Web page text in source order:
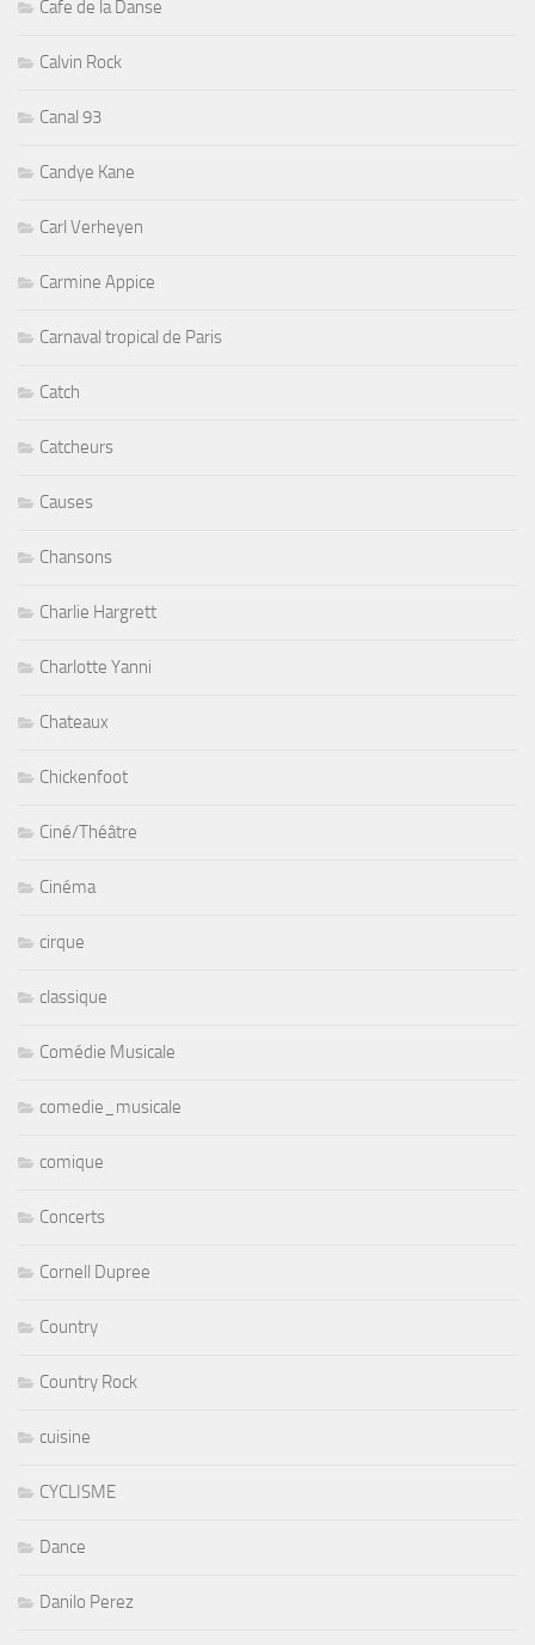
Cafe de la Danse
Calvin Rock
Canal 93
Candye Kane
Carl Verheyen
Carmine Appice
Carnaval tropical de Paris
Catch
Catcheurs
Causes
Chansons
Charlie Hargrett
Charlotte Yanni
Chateaux
Chickenfoot
Ciné/Théâtre
Cinéma
cirque
classique
Comédie Musicale
comedie_musicale
comique
Concerts
Cornell Dupree
Country
Country Rock
cuisine
CYCLISME
Dance
Danilo Perez